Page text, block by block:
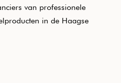
van professionele
in de Haagse